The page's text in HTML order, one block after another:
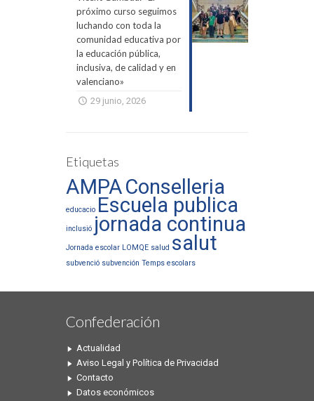
próximo curso seguimos
luchando con toda la
comunidad educativa por
la educación pública,
inclusiva, de calidad y en
valenciano»
29 junio, 2026
Etiquetas
AMPAConselleria
educacio Escuela publica
inclusió jornada continua
Jornada escolar LOMQE salud salut
subvenció subvención Temps escolars
Confederación
Actualidad
Aviso Legal y Política de Privacidad
Contacto
Datos económicos